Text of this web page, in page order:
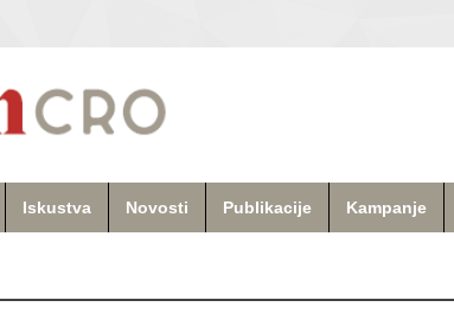
Iskustva Novosti Publikacije Kampanje